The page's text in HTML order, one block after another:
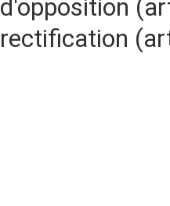
d'opposition
rectification